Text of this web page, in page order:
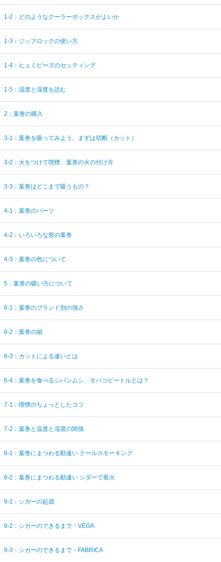
1-2：どのようなクーラーボックスがよいか
1-3：ジップロックの使い方
1-4：ヒュミビーズのセッティング
1-5：温度と湿度を読む
2：葉巻の購入
3-1：葉巻を吸ってみよう。まずは切断（カット）
3-2：火をつけて喫煙、葉巻の火の付け方
3-3：葉巻はどこまで吸うもの？
4-1：葉巻のパーツ
4-2：いろいろな形の葉巻
4-3：葉巻の色について
5：葉巻の吸い方について
6-1：葉巻のブランド別の強さ
6-2：葉巻の箱
6-3：カットによる違いとは
6-4：葉巻を食べるシバンムシ、タバコビートルとは？
7-1：喫煙のちょっとしたコツ
7-2：葉巻と温度と湿度の関係
8-1：葉巻にまつわる勘違い クールスモーキング
8-2：葉巻にまつわる勘違い シダーで着火
9-1：シガーの起源
9-2：シガーのできるまで・VEGA
9-3：シガーのできるまで・FABRICA